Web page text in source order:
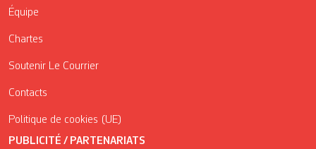
Équipe
Chartes
Soutenir Le Courrier
Contacts
Politique de cookies (UE)
PUBLICITÉ / PARTENARIATS